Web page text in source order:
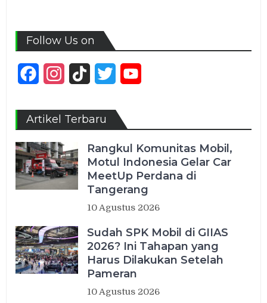
Follow Us on
FacebookInstagram
TikTok Twitter
Artikel Terbaru
Rangkul Komunitas Mobil,
Motul Indonesia Gelar Car
MeetUp Perdana di
Tangerang
10 Agustus 2026
Sudah SPK Mobil di GIIAS
2026? Ini Tahapan yang
Harus Dilakukan Setelah
Pameran
10 Agustus 2026